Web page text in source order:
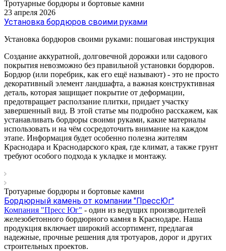
Тротуарные бордюры и бортовые камни
23 апреля 2026
Установка бордюров своими руками
Установка бордюров своими руками: пошаговая инструкция
Создание аккуратной, долговечной дорожки или садового
покрытия невозможно без правильной установки бордюров.
Бордюр (или поребрик, как его ещё называют) - это не просто
декоративный элемент ландшафта, а важная конструктивная
деталь, которая защищает покрытие от деформации,
предотвращает расползание плитки, придает участку
завершенный вид. В этой статье мы подробно расскажем, как
устанавливать бордюры своими руками, какие материалы
использовать и на чём сосредоточить внимание на каждом
этапе. Информация будет особенно полезна жителям
Краснодара и Краснодарского края, где климат, а также грунт
требуют особого подхода к укладке и монтажу.
Тротуарные бордюры и бортовые камни
Бордюрный камень от компании "ПрессЮг"
Компания "Пресс Юг" - один из ведущих производителей
железобетонного бордюрного камня в Краснодаре. Наша
продукция включает широкий ассортимент, предлагая
надежные, прочные решения для тротуаров, дорог и других
строительных проектов.